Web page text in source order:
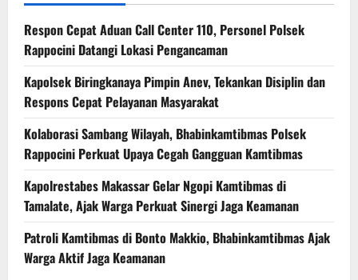
Respon Cepat Aduan Call Center 110, Personel Polsek
Rappocini Datangi Lokasi Pengancaman
Kapolsek Biringkanaya Pimpin Anev, Tekankan Disiplin dan
Respons Cepat Pelayanan Masyarakat
Kolaborasi Sambang Wilayah, Bhabinkamtibmas Polsek
Rappocini Perkuat Upaya Cegah Gangguan Kamtibmas
Kapolrestabes Makassar Gelar Ngopi Kamtibmas di
Tamalate, Ajak Warga Perkuat Sinergi Jaga Keamanan
Patroli Kamtibmas di Bonto Makkio, Bhabinkamtibmas Ajak
Warga Aktif Jaga Keamanan